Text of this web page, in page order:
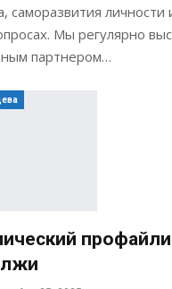
саморазвития личности
Мы регулярно
партнером…
лжи